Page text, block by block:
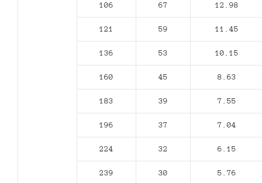
106 67 12.98
121 59 11.45
136 53 10.15
160 45 8.63
183 39 7.55
196 37 7.04
224 32 6.15
239 30 5.76